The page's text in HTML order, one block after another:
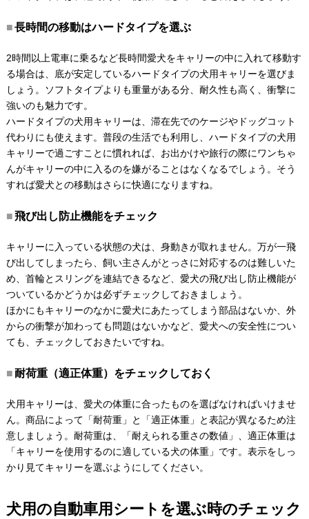
長時間の移動はハードタイプを選ぶ
2時間以上電車に乗るなど長時間愛犬をキャリーの中に入れて移動す
る場合は、底が安定しているハードタイプの犬用キャリーを選びま
しょう。ソフトタイプよりも重量がある分、耐久性も高く、衝撃に
強いのも魅力です。
ハードタイプの犬用キャリーは、滞在先でのケージやドッグコット
代わりにも使えます。普段の生活でも利用し、ハードタイプの犬用
キャリーで過ごすことに慣れれば、お出かけや旅行の際にワンちゃ
んがキャリーの中に入るのを嫌がることはなくなるでしょう。そう
すれば愛犬との移動はさらに快適になりますね。
飛び出し防止機能をチェック
キャリーに入っている状態の犬は、身動きが取れません。万が一飛
び出してしまったら、飼い主さんがとっさに対応するのは難しいた
め、首輪とスリングを連結できるなど、愛犬の飛び出し防止機能が
ついているかどうかは必ずチェックしておきましょう。
ほかにもキャリーのなかに愛犬にあたってしまう部品はないか、外
からの衝撃が加わっても問題はないかなど、愛犬への安全性につい
ても、チェックしておきたいですね。
耐荷重（適正体重）をチェックしておく
犬用キャリーは、愛犬の体重に合ったものを選ばなければいけませ
ん。商品によって「耐荷重」と「適正体重」と表記が異なるため注
意しましょう。耐荷重は、「耐えられる重さの数値」、適正体重は
「キャリーを使用するのに適している犬の体重」です。表示をしっ
かり見てキャリーを選ぶようにしてください。
犬用の自動車用シートを選ぶ時のチェック